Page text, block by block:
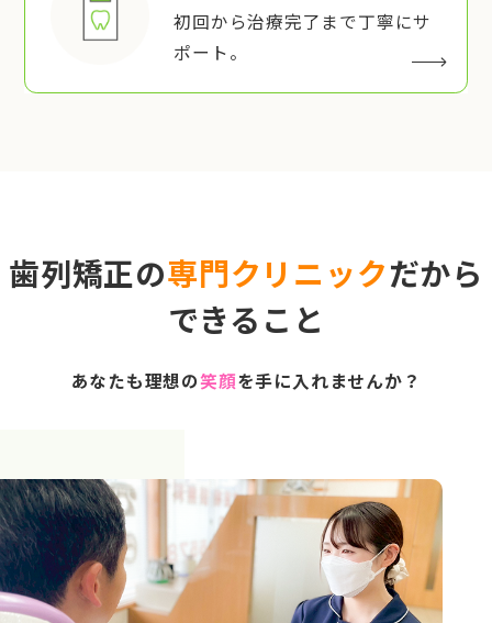
初回から治療完了まで丁寧にサ
ポート。
歯列矯正の専門クリニックだから
できること
あなたも理想の笑顔を手に入れませんか？